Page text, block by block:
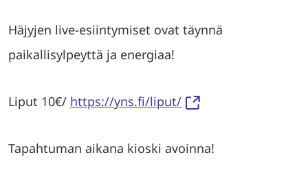
Häjyjen live-esiintymiset ovat täynnä
paikallisylpeyttä ja energiaa!
Liput 10€/ https://yns.fi/liput/
Tapahtuman aikana kioski avoinna!